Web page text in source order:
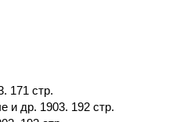
171 стр.
и др. 1903. 192 стр.